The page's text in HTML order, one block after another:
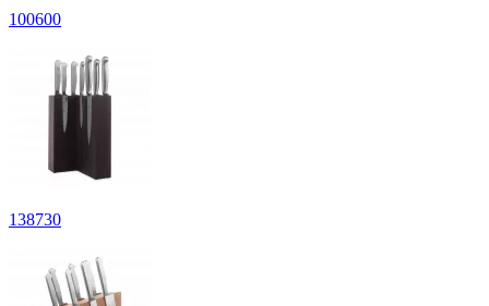
100600
138730